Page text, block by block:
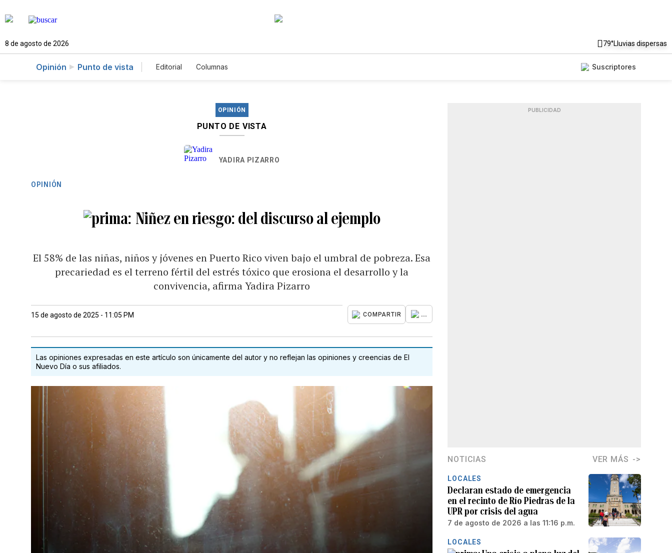
8 de agosto de 2026 79°Lluvias dispersas
Opinión Punto de vista Editorial Columnas Suscriptores
OPINIÓN
PUNTO DE VISTA
YADIRA PIZARRO
OPINIÓN
Niñez en riesgo: del discurso al ejemplo
El 58% de las niñas, niños y jóvenes en Puerto Rico viven bajo el umbral de pobreza. Esa
precariedad es el terreno fértil del estrés tóxico que erosiona el desarrollo y la
convivencia, afirma Yadira Pizarro
15 de agosto de 2025 - 11:05 PM COMPARTIR ...
Las opiniones expresadas en este artículo son únicamente del autor y no reflejan las opiniones y creencias de El
Nuevo Día o sus afiliados.
PUBLICIDAD
NOTICIAS VER MÁS
LOCALES
Declaran estado de emergencia
en el recinto de Río Piedras de la
UPR por crisis del agua
7 de agosto de 2026 a las 11:16 p.m.
LOCALES